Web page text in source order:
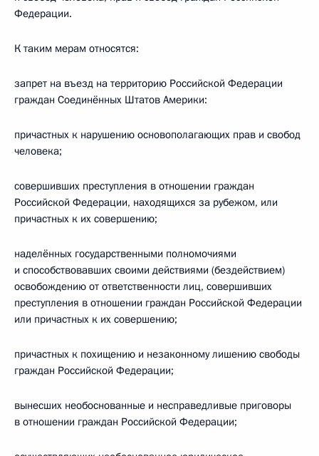
Федерации.
К таким мерам относятся:
запрет на въезд на территорию Российской Федерации
граждан Соединённых Штатов Америки:
причастных к нарушению основополагающих прав и свобод
человека;
совершивших преступления в отношении граждан
Российской Федерации, находящихся за рубежом, или
причастных к их совершению;
наделённых государственными полномочиями
и способствовавших своими действиями (бездействием)
освобождению от ответственности лиц, совершивших
преступления в отношении граждан Российской Федерации
или причастных к их совершению;
причастных к похищению и незаконному лишению свободы
граждан Российской Федерации;
вынесших необоснованные и несправедливые приговоры
в отношении граждан Российской Федерации;